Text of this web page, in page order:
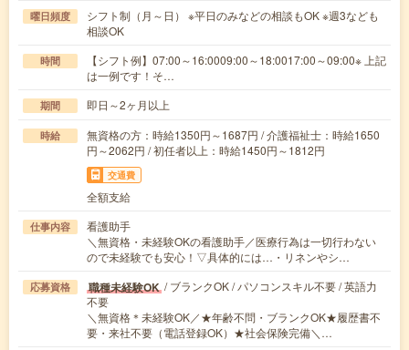
曜日頻度
シフト制（月～日） ※平日のみなどの相談もOK ※週3なども
相談OK
時間
【シフト例】07:00～16:0009:00～18:0017:00～09:00※ 上記
は一例です！そ…
期間 即日～2ヶ月以上
時給
無資格の方：時給1350円～1687円 / 介護福祉士：時給1650
円～2062円 / 初任者以上：時給1450円～1812円
交通費
全額支給
仕事内容
看護助手
＼無資格・未経験OKの看護助手／医療行為は一切行わない
ので未経験でも安心！▽具体的には…・リネンやシ…
応募資格 職種未経験OK / ブランクOK / パソコンスキル不要 / 英語力
不要
＼無資格＊未経験OK／★年齢不問・ブランクOK★履歴書不
要・来社不要（電話登録OK）★社会保険完備＼…